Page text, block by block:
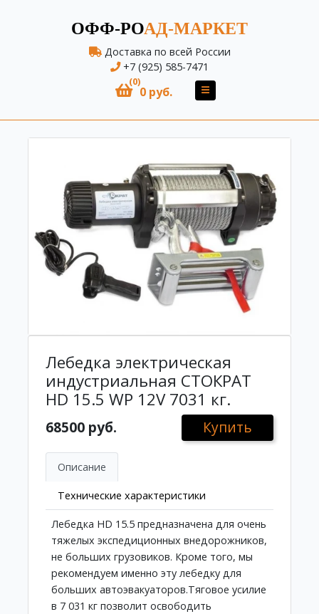
ОФФ-РОАД-МАРКЕТ
Доставка по всей России
+7 (925) 585-7471
(0)
0 руб.
Лебедка электрическая
индустриальная СТОКРАТ
HD 15.5 WP 12V 7031 кг.
68500 руб. Купить
Описание
Технические характеристики
Лебедка HD 15.5 предназначена для очень
тяжелых экспедиционных внедорожников,
не больших грузовиков. Кроме того, мы
рекомендуем именно эту лебедку для
больших автоэвакуаторов.Тяговое усилие
в 7 031 кг позволит освободить